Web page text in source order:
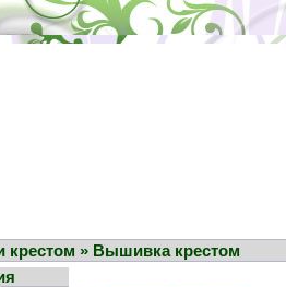
» Вышивка крестом